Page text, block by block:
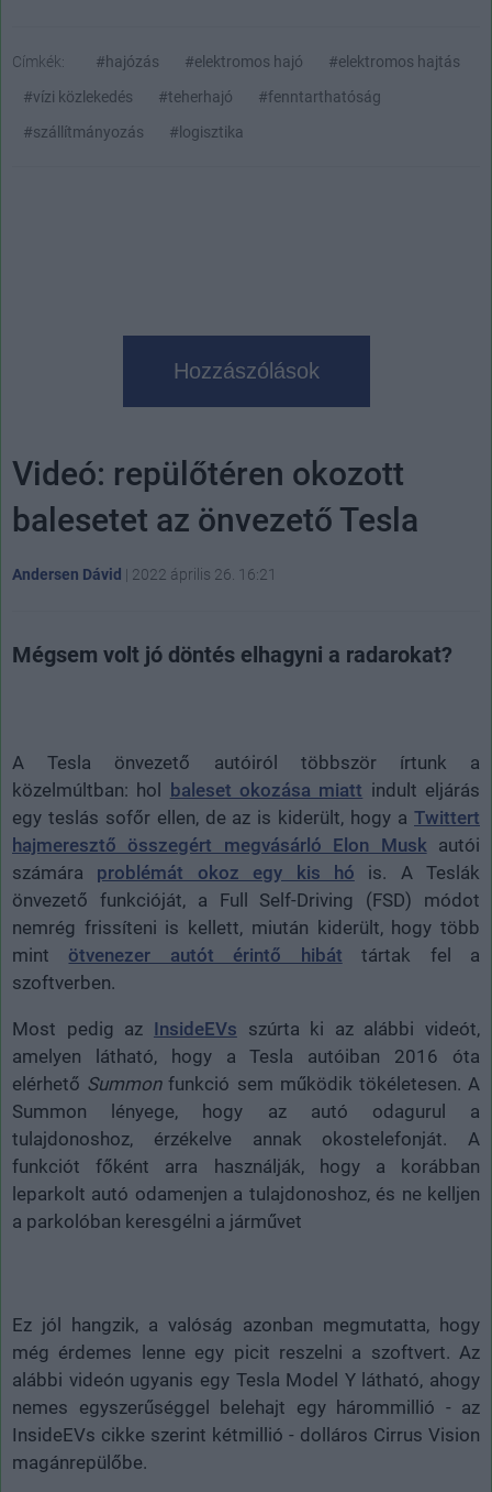
Címkék: #hajózás #elektromos hajó
#elektromos hajtás
#vízi közlekedés
#teherhajó
#fenntarthatóság
#szállítmányozás
#logisztika
Hozzászólások
Videó: repülőtéren okozott
balesetet az önvezető Tesla
Andersen Dávid | 2022 április 26. 16:21
Mégsem volt jó döntés elhagyni a radarokat?
A Tesla önvezető autóiról többször írtunk a
közelmúltban: hol
baleset okozása miatt indult eljárás
egy teslás sofőr ellen, de az is kiderült, hogy a Twittert
hajmeresztő összegért megvásárló Elon Muskautói
számára problémát okoz egy kis hó is. A Teslák
önvezető funkcióját, a Full Self-Driving (FSD) módot
nemrég frissíteni is kellett, miután kiderült, hogy több
mint ötvenezer autót érintő hibát tártak fel a
szoftverben.
Most pedig az InsideEVs szúrta ki az alábbi videót,
amelyen látható, hogy a Tesla autóiban 2016 óta
elérhető Summonfunkció sem működik tökéletesen. A
Summon lényege, hogy az autó odagurul a
tulajdonoshoz, érzékelve annak okostelefonját. A
funkciót főként arra használják, hogy a korábban
leparkolt autó odamenjen a tulajdonoshoz, és ne kelljen
a parkolóban keresgélni a járművet
Ez jól hangzik, a valóság azonban megmutatta, hogy
még érdemes lenne egy picit reszelni a szoftvert. Az
alábbi videón ugyanis egy Tesla Model Y látható, ahogy
nemes egyszerűséggel belehajt egy hárommillió - az
InsideEVs cikke szerint kétmillió - dolláros Cirrus Vision
magánrepülőbe.